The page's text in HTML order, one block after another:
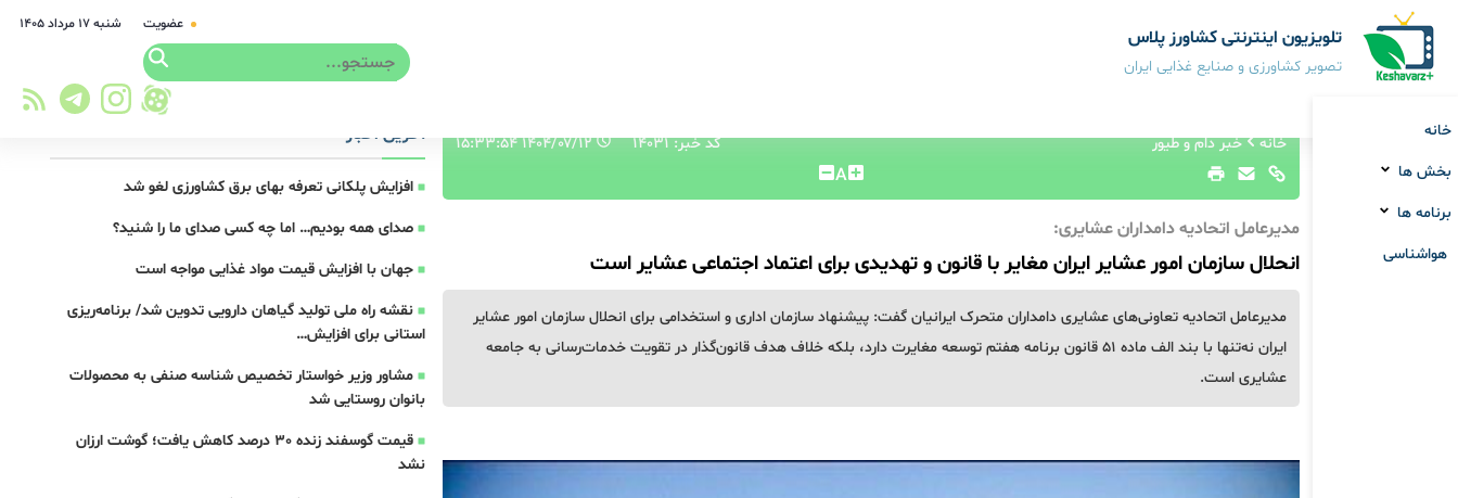
تلویزیون اینترنتی کشاورز پلاس
تصویر کشاورزی و صنایع غذایی ایران
عضویت شنبه ۱۷ مرداد ۱۴۰۵
خانه
بخش ها
برنامه ها
هواشناسی
خانه خبر دام و طیور کد خبر: 14031 ۱۴۰۴/۰۷/۱۲ ۱۵:۳۳:۵۴
A
مدیرعامل اتحادیه دامداران عشایری:
انحلال سازمان امور عشایر ایران مغایر با قانون و تهدیدی برای اعتماد اجتماعی عشایر است
مدیرعامل اتحادیه تعاونی‌های عشایری دامداران متحرک ایرانیان گفت: پیشنهاد سازمان اداری و استخدامی برای انحلال سازمان امور عشایر
ایران نه‌تنها با بند الف ماده ۵۱ قانون برنامه هفتم توسعه مغایرت دارد، بلکه خلاف هدف قانون‌گذار در تقویت خدمات‌رسانی به جامعه
عشایری است.
آخرین اخبار
افزایش پلکانی تعرفه بهای برق کشاورزی لغو شد
صدای همه بودیم… اما چه کسی صدای ما را شنید؟
جهان با افزایش قیمت مواد غذایی مواجه است
نقشه راه ملی تولید گیاهان دارویی تدوین شد/ برنامه‌ریزی
استانی برای افزایش…
مشاور وزیر خواستار تخصیص شناسه صنفی به محصولات
بانوان روستایی شد
قیمت گوسفند زنده 30 درصد کاهش یافت؛ گوشت ارزان
نشد